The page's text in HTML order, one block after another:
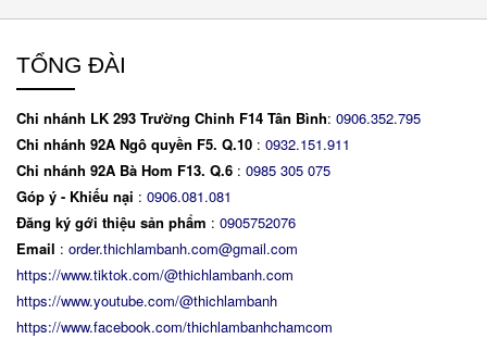
TỔNG ĐÀI
Chi nhánh LK 293 Trường Chinh F14 Tân Bình: 0906.352.795
Chi nhánh 92A Ngô quyền F5. Q.10 : 0932.151.911
Chi nhánh 92A Bà Hom F13. Q.6 : 0985 305 075
Góp ý - Khiếu nại : 0906.081.081
Đăng ký gới thiệu sản phẩm : 0905752076
Email : order.thichlambanh.com@gmail.com
https://www.tiktok.com/@thichlambanh.com
https://www.youtube.com/@thichlambanh
https://www.facebook.com/thichlambanhchamcom